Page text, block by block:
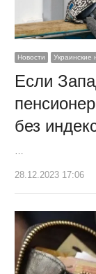
Новости Украинские
Если
без
28.12.2023 17:06